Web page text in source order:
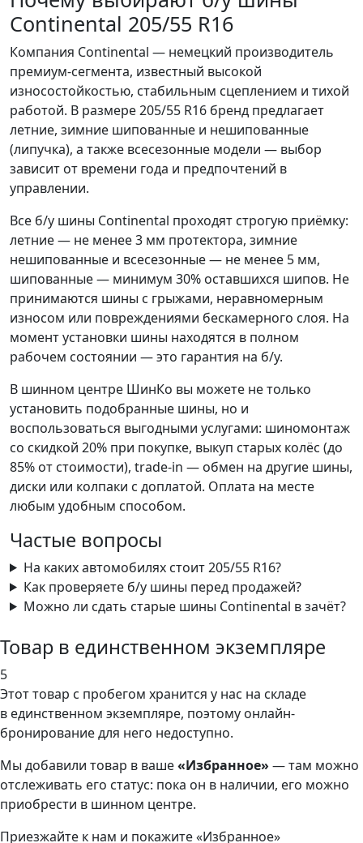
Continental 205/55 R16
Компания Continental — немецкий производитель
премиум-сегмента, известный высокой
износостойкостью, стабильным сцеплением и тихой
работой. В размере 205/55 R16 бренд предлагает
летние, зимние шипованные и нешипованные
(липучка), а также всесезонные модели — выбор
зависит от времени года и предпочтений в
управлении.
Все б/у шины Continental проходят строгую приёмку:
летние — не менее 3 мм протектора, зимние
нешипованные и всесезонные — не менее 5 мм,
шипованные — минимум 30% оставшихся шипов. Не
принимаются шины с грыжами, неравномерным
износом или повреждениями бескамерного слоя. На
момент установки шины находятся в полном
рабочем состоянии — это гарантия на б/у.
В шинном центре ШинКо вы можете не только
установить подобранные шины, но и
воспользоваться выгодными услугами: шиномонтаж
со скидкой 20% при покупке, выкуп старых колёс (до
85% от стоимости), trade-in — обмен на другие шины,
диски или колпаки с доплатой. Оплата на месте
любым удобным способом.
Частые вопросы
На каких автомобилях стоит 205/55 R16?
Как проверяете б/у шины перед продажей?
Можно ли сдать старые шины Continental в зачёт?
Товар в единственном экземпляре
5
Этот товар с пробегом хранится у нас на складе
в единственном экземпляре, поэтому онлайн-
бронирование для него недоступно.
Мы добавили товар в ваше«Избранное» — там можно
отслеживать его статус: пока он в наличии, его можно
приобрести в шинном центре.
Приезжайте к нам и покажите «Избранное»